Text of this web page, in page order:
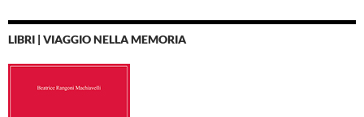
LIBRI | VIAGGIO NELLA MEMORIA